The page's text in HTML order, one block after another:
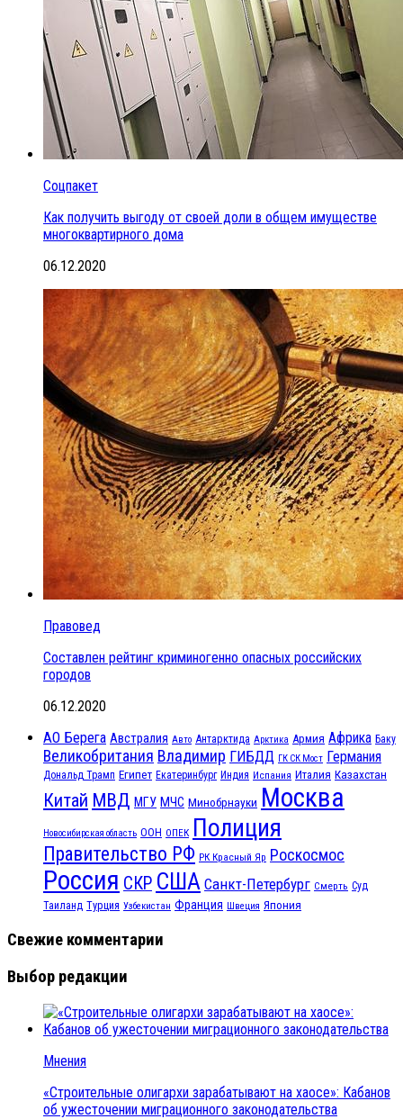
Соцпакет
Как получить выгоду от своей доли в общем имуществе
многоквартирного дома
06.12.2020
Правовед
Составлен рейтинг криминогенно опасных российских
городов
06.12.2020
АО Берега Австралия Авто Антарктида Арктика Армия Африка Баку
Великобритания Владимир ГИБДД ГК СК Мост Германия
Дональд Трамп Египет Екатеринбург Индия Испания Италия Казахстан
Китай МВД МГУ МЧС Минобрнауки Москва
Новосибирская область ООН ОПЕК Полиция
Правительство РФ РК Красный Яр Роскосмос
Россия СКР США Санкт-Петербург Смерть Суд
Таиланд Турция Узбекистан Франция Швеция Япония
Свежие комментарии
Выбор редакции
Мнения
«Строительные олигархи зарабатывают на хаосе»: Кабанов
об ужесточении миграционного законодательства